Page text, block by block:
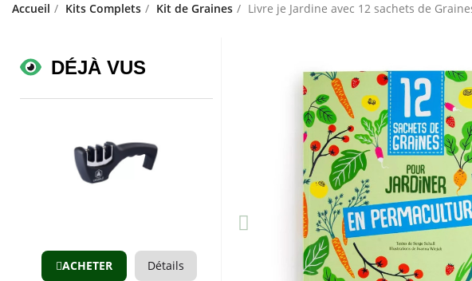
Accueil Kits Complets Kit de Graines Livre je Jardine avec 12 sachets de
DÉJÀ VUS
ACHETER Détails